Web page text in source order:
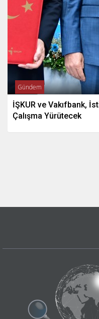
Gündem
İŞKUR ve Vakıfbank,
Çalışma Yürütecek